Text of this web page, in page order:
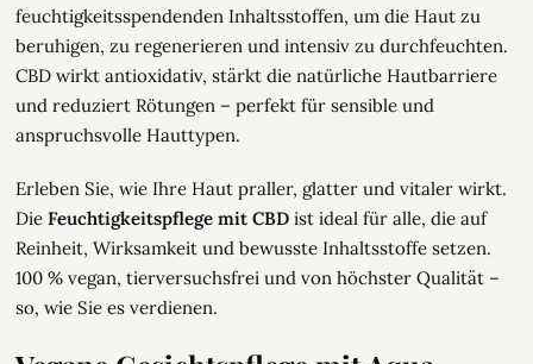
feuchtigkeitsspendenden Inhaltsstoffen, um die Haut zu
beruhigen, zu regenerieren und intensiv zu durchfeuchten.
CBD wirkt antioxidativ, stärkt die natürliche Hautbarriere
und reduziert Rötungen – perfekt für sensible und
anspruchsvolle Hauttypen.
Erleben Sie, wie Ihre Haut praller, glatter und vitaler wirkt.
Die Feuchtigkeitspflege mit CBDist ideal für alle, die auf
Reinheit, Wirksamkeit und bewusste Inhaltsstoffe setzen.
100 % vegan, tierversuchsfrei und von höchster Qualität –
so, wie Sie es verdienen.